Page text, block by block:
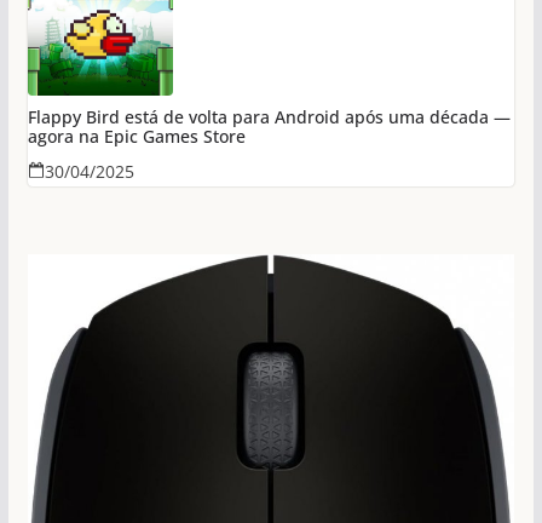
Flappy Bird está de volta para Android após uma década —
agora na Epic Games Store
30/04/2025